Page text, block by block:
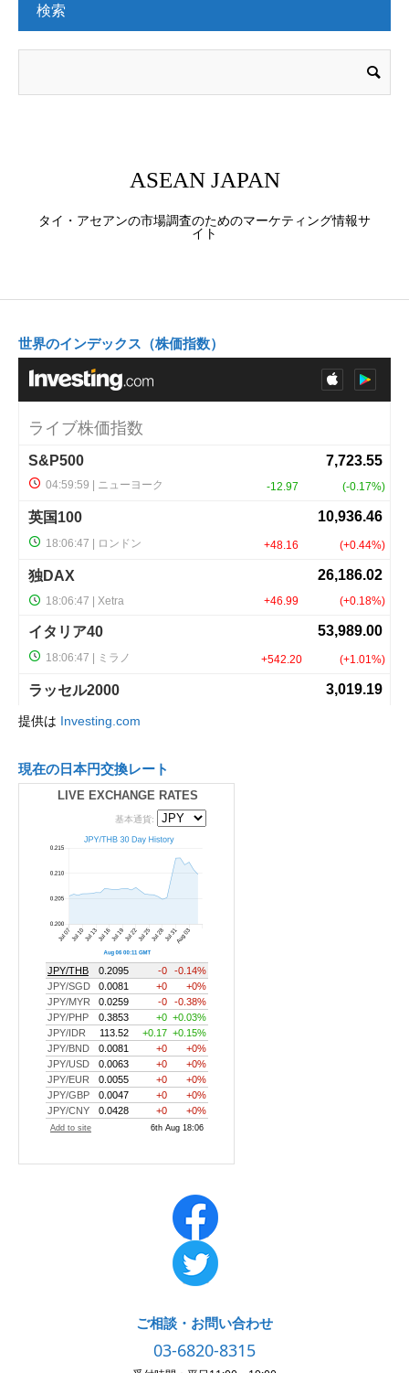
検索
ASEAN JAPAN
タイ・アセアンの市場調査のためのマーケティング情報サ
イト
世界のインデックス（株価指数）
提供は Investing.com
現在の日本円交換レート
LIVE EXCHANGE RATES
ご相談・お問い合わせ
03-6820-8315